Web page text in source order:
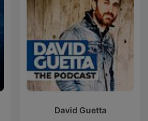
David Guetta